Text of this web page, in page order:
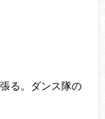
る。ダンス隊の